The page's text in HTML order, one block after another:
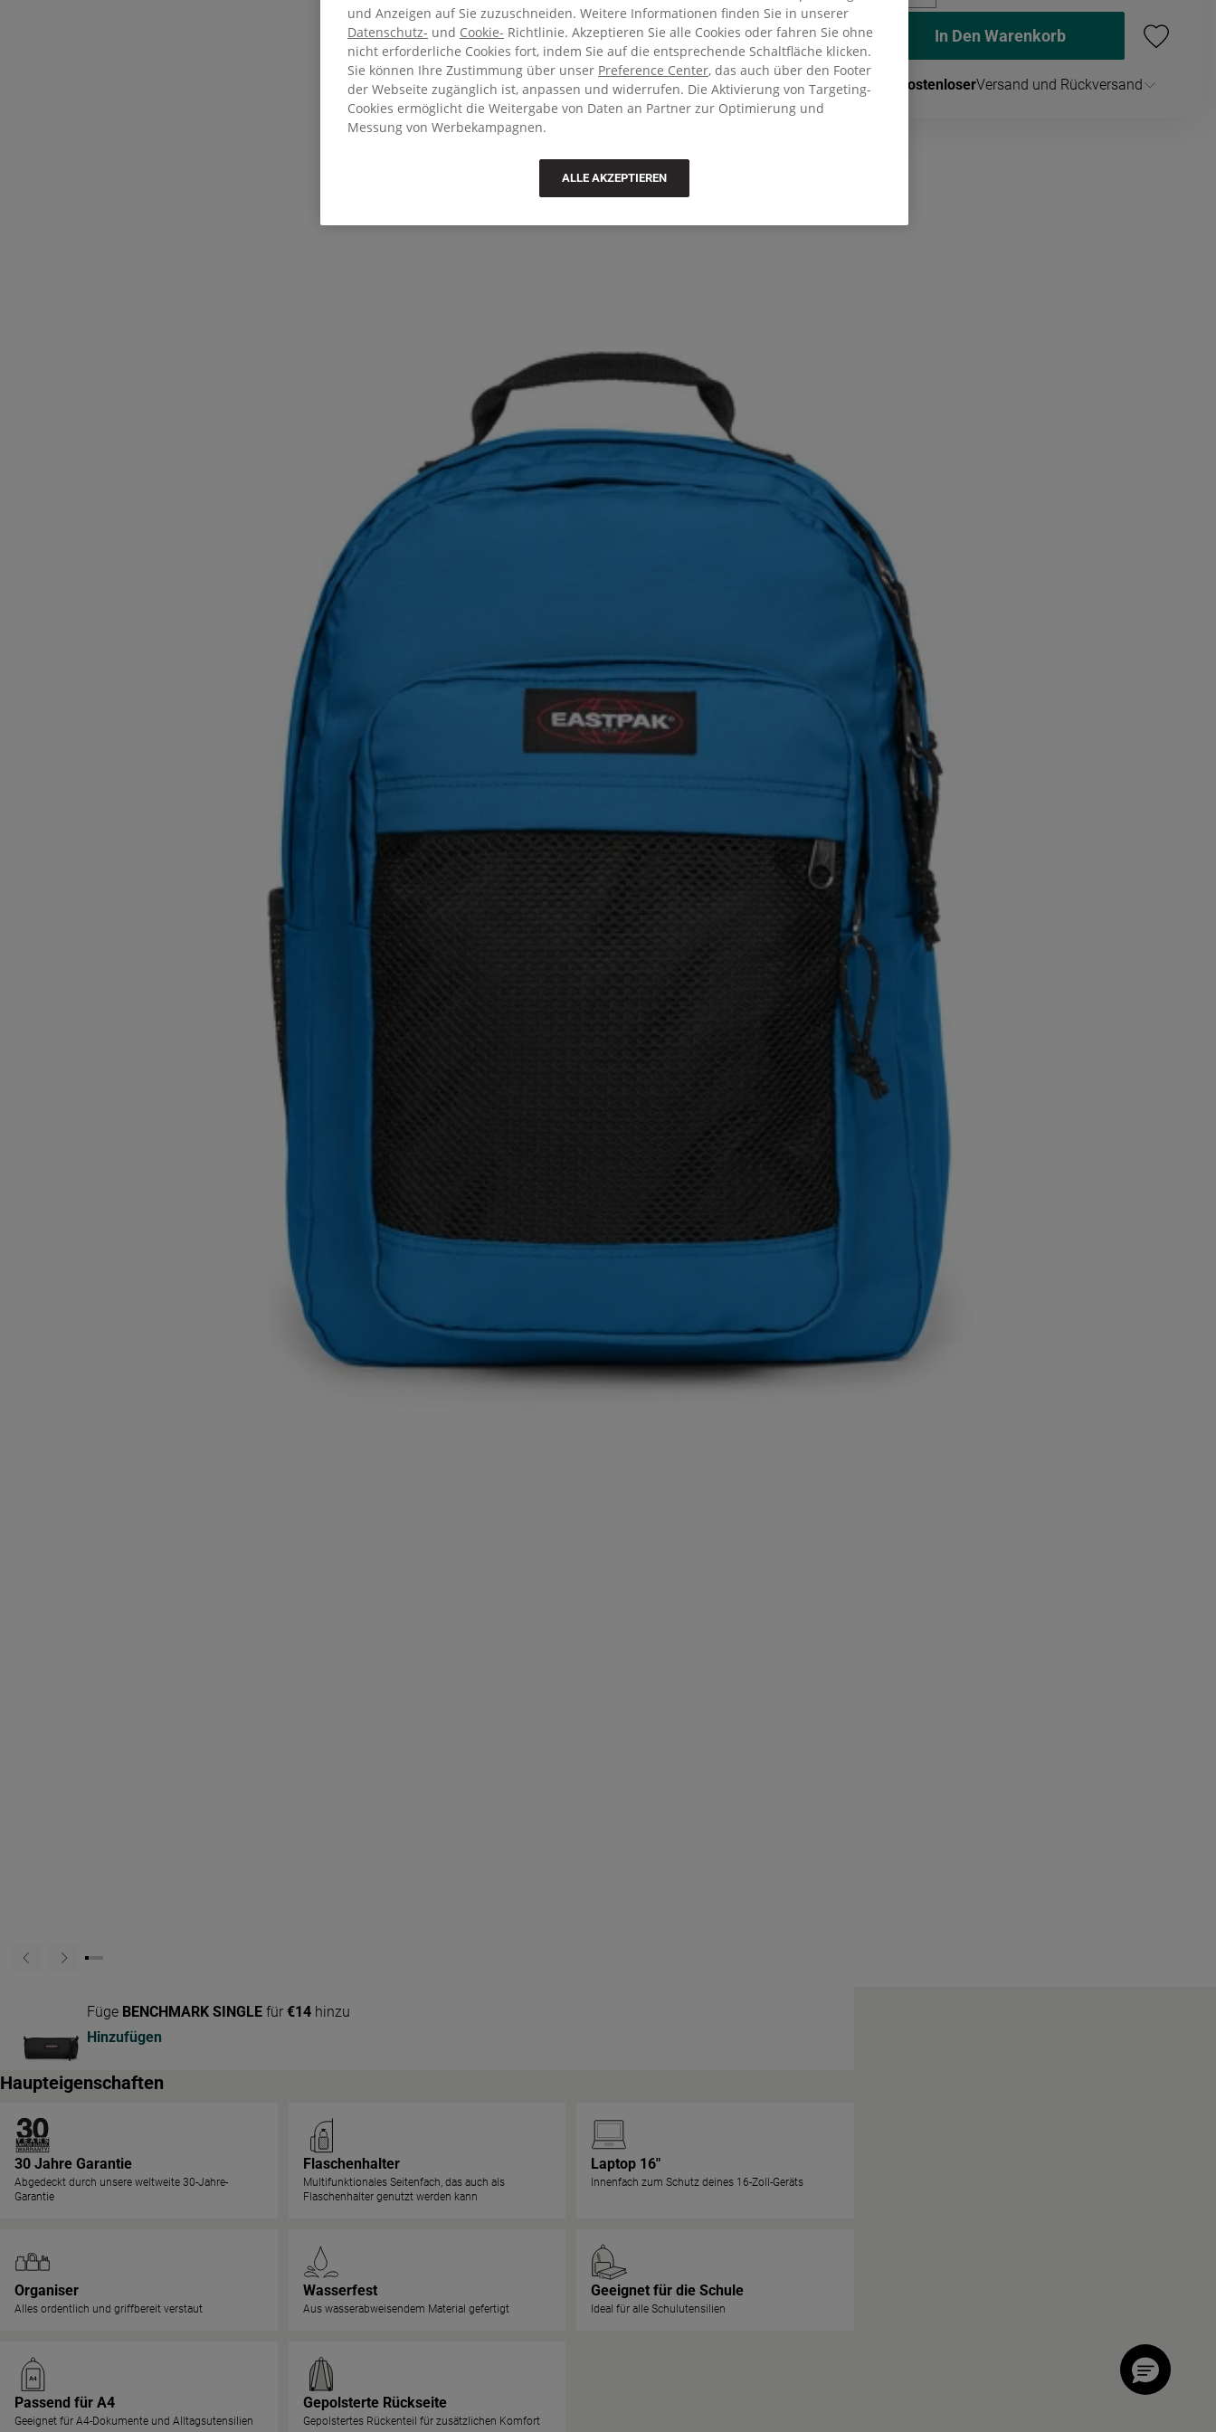
In Den Warenkorb
KostenloserVersand und Rückversand
Füge BENCHMARK SINGLE für €14 hinzu
Hinzufügen
Haupteigenschaften
30 Jahre Garantie
Abgedeckt durch unsere weltweite 30-Jahre-
Garantie
Flaschenhalter
Multifunktionales Seitenfach, das auch als
Flaschenhalter genutzt werden kann
Laptop 16"
Innenfach zum Schutz deines 16-Zoll-Geräts
Organiser
Alles ordentlich und griffbereit verstaut
Wasserfest
Aus wasserabweisendem Material gefertigt
Geeignet für die Schule
Ideal für alle Schulutensilien
Passend für A4
Geeignet für A4-Dokumente und Alltagsutensilien
Gepolsterte Rückseite
Gepolstertes Rückenteil für zusätzlichen Komfort
und Anzeigen auf Sie zuzuschneiden. Weitere Informationen finden Sie in unserer
Datenschutz- und Cookie- Richtlinie. Akzeptieren Sie alle Cookies oder fahren Sie ohne
nicht erforderliche Cookies fort, indem Sie auf die entsprechende Schaltfläche klicken.
Sie können Ihre Zustimmung über unser Preference Center, das auch über den Footer
der Webseite zugänglich ist, anpassen und widerrufen. Die Aktivierung von Targeting-
Cookies ermöglicht die Weitergabe von Daten an Partner zur Optimierung und
Messung von Werbekampagnen.
ALLE AKZEPTIEREN